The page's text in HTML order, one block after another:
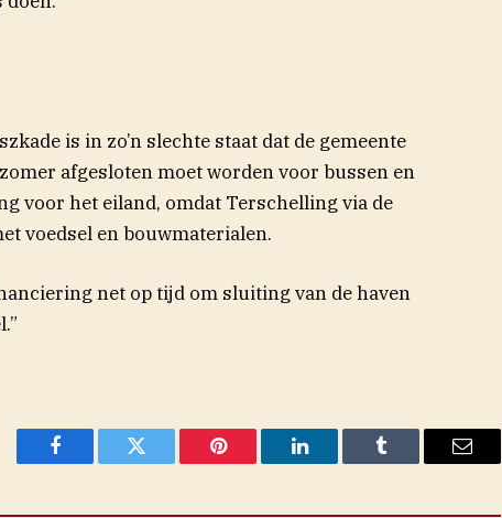
is in zo’n slechte staat dat de gemeente
afgesloten moet worden voor bussen en
voor het eiland, omdat Terschelling via de
voedsel en bouwmaterialen.
net op tijd om sluiting van de haven
Facebook Twitter Pinterest LinkedIn Tumblr Email